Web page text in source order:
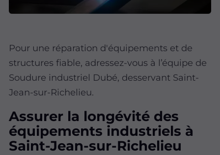
Pour une réparation d'équipements et de
structures fiable, adressez-vous à l’équipe de
Soudure industriel Dubé, desservant Saint-
Jean-sur-Richelieu.
Assurer la longévité des
équipements industriels à
Saint-Jean-sur-Richelieu